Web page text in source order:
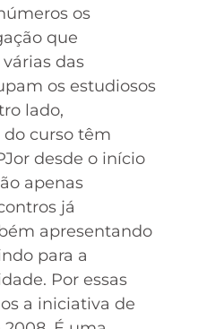
os
que
das
os estudiosos
lado,
do curso têm
desde o início
apenas
já
apresentando
para a
Por essas
a iniciativa de